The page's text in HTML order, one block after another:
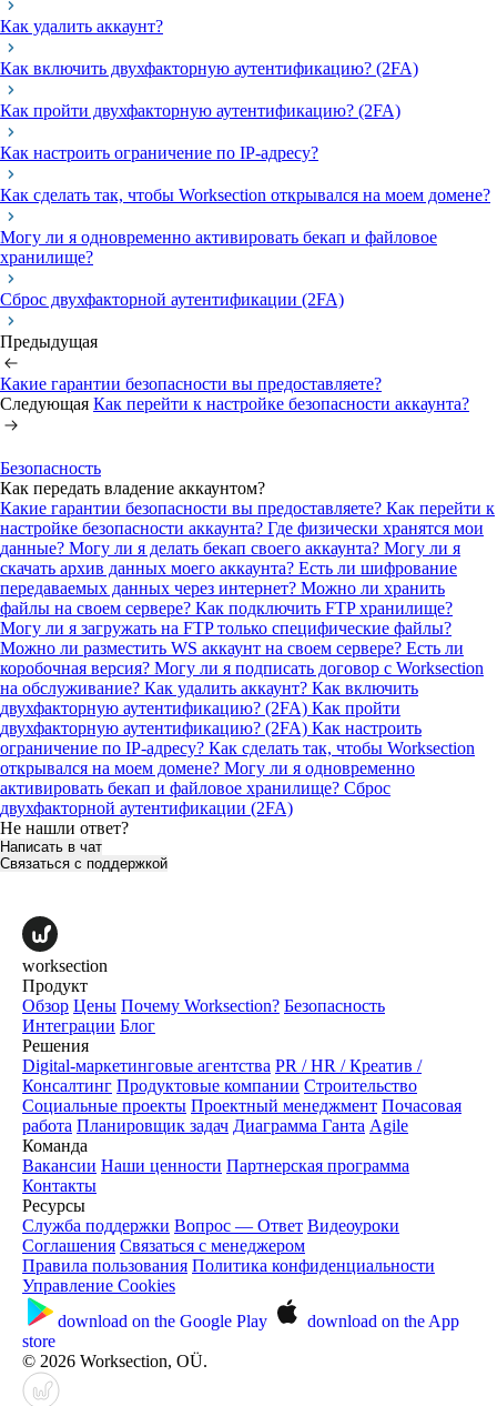
Как удалить аккаунт?
Как включить двухфакторную аутентификацию? (2FA)
Как пройти двухфакторную аутентификацию? (2FA)
Как настроить ограничение по IP-адресу?
Как сделать так, чтобы Worksection открывался на моем домене?
Могу ли я одновременно активировать бекап и файловое
хранилище?
Сброс двухфакторной аутентификации (2FA)
Предыдущая
Какие гарантии безопасности вы предоставляете?
Следующая Как перейти к настройке безопасности аккаунта?
Безопасность
Как передать владение аккаунтом?
Какие гарантии безопасности вы предоставляете? Как перейти к
настройке безопасности аккаунта? Где физически хранятся мои
данные? Могу ли я делать бекап своего аккаунта? Могу ли я
скачать архив данных моего аккаунта? Есть ли шифрование
передаваемых данных через интернет? Можно ли хранить
файлы на своем сервере? Как подключить FTP хранилище?
Могу ли я загружать на FTP только специфические файлы?
Можно ли разместить WS аккаунт на своем сервере? Есть ли
коробочная версия? Могу ли я подписать договор с Worksection
на обслуживание? Как удалить аккаунт? Как включить
двухфакторную аутентификацию? (2FA) Как пройти
двухфакторную аутентификацию? (2FA) Как настроить
ограничение по IP-адресу? Как сделать так, чтобы Worksection
открывался на моем домене? Могу ли я одновременно
активировать бекап и файловое хранилище? Сброс
двухфакторной аутентификации (2FA)
Не нашли ответ?
Написать в чат
Связаться с поддержкой
worksection
Продукт
Обзор Цены Почему Worksection? Безопасность
Интеграции Блог
Решения
Digital-маркетинговые агентства PR / HR / Креатив /
Консалтинг Продуктовые компании Строительство
Социальные проекты Проектный менеджмент Почасовая
работа Планировщик задач Диаграмма Ганта Agile
Команда
Вакансии Наши ценности Партнерская программа
Контакты
Ресурсы
Служба поддержки Вопрос — Ответ Видеоуроки
Соглашения Связаться с менеджером
Правила пользования Политика конфиденциальности
Управление Cookies
download on the Google Play download on the App
store
© 2026 Worksection, OÜ.